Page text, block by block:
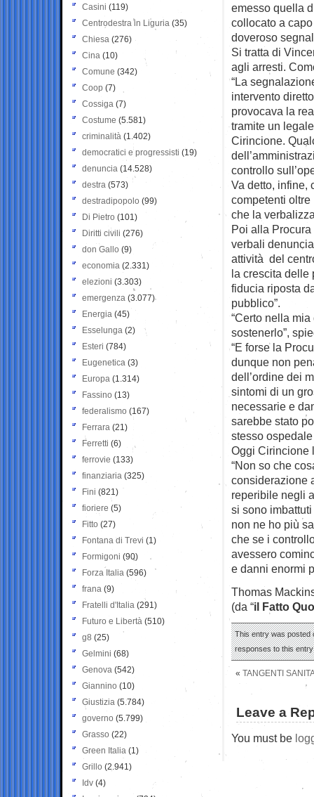
emesso quella
collocato a
doveroso
Si tratta di
agli arresti.
“La
intervento
provocava la
tramite un
Cirincione.
controllo
Va detto, infine,
competenti
che la
Poi alla
verbali
attività del
la crescita delle
fiducia riposta
pubblico”.
“Certo nella
sostenerlo”,
“E forse la
dunque non
dell’ordine dei
sintomi di un
necessarie e
sarebbe stato
stesso
Oggi Cirincione
“Non so che
considerazione
reperibile negli
si sono
non ne ho più
che se i
avessero
e danni enormi
Thomas
(da “il Fatto
This entry was posted
responses to this
« TANGENTI
Leave a
You must be
Casini (119)
Centrodestra in Liguria (35)
Chiesa (276)
Cina (10)
Comune (342)
Coop (7)
Cossiga (7)
Costume (5.581)
criminalità (1.402)
democratici e progressisti (19)
denuncia (14.528)
destra (573)
destradipopolo (99)
Di Pietro (101)
Diritti civili (276)
don Gallo (9)
economia (2.331)
elezioni (3.303)
emergenza (3.077)
Energia (45)
Esselunga (2)
Esteri (784)
Eugenetica (3)
Europa (1.314)
Fassino (13)
federalismo (167)
Ferrara (21)
Ferretti (6)
ferrovie (133)
finanziaria (325)
Fini (821)
fioriere (5)
Fitto (27)
Fontana di Trevi (1)
Formigoni (90)
Forza Italia (596)
frana (9)
Fratelli d'Italia (291)
Futuro e Libertà (510)
g8 (25)
Gelmini (68)
Genova (542)
Giannino (10)
Giustizia (5.784)
governo (5.799)
Grasso (22)
Green Italia (1)
Grillo (2.941)
Idv (4)